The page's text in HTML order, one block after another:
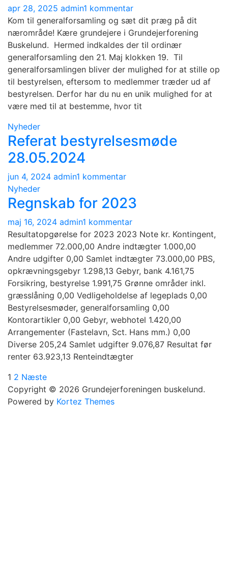
apr 28, 2025 admin1 kommentartil
Indkaldelse
til
generalforsamling
Kom til generalforsamling og sæt dit præg på dit
nærområde! Kære grundejere i Grundejerforening
Buskelund. Hermed indkaldes der til ordinær
generalforsamling den 21. Maj klokken 19. Til
generalforsamlingen bliver der mulighed for at stille op
til bestyrelsen, eftersom to medlemmer træder ud af
bestyrelsen. Derfor har du nu en unik mulighed for at
være med til at bestemme, hvor tit
Nyheder
Referat bestyrelsesmøde
28.05.2024
jun 4, 2024 admin1 kommentartil
bestyrelsesmøde
Nyheder
Regnskab for 2023
maj 16, 2024 admin1 kommentartil
Regnskab
for
2023
Resultatopgørelse for 2023 2023 Note kr. Kontingent,
medlemmer 72.000,00 Andre indtægter 1.000,00
Andre udgifter 0,00 Samlet indtægter 73.000,00 PBS,
opkrævningsgebyr 1.298,13 Gebyr, bank 4.161,75
Forsikring, bestyrelse 1.991,75 Grønne områder inkl.
græsslåning 0,00 Vedligeholdelse af legeplads 0,00
Bestyrelsesmøder, generalforsamling 0,00
Kontorartikler 0,00 Gebyr, webhotel 1.420,00
Arrangementer (Fastelavn, Sct. Hans mm.) 0,00
Diverse 205,24 Samlet udgifter 9.076,87 Resultat før
renter 63.923,13 Renteindtægter
Indlægsinddeling
Side
1 Side
2 NæsteNæste
side
Copyright © 2026 Grundejerforeningen buskelund.
Powered by Kortez Themes